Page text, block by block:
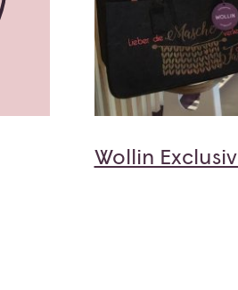
Wollin Exclusiv